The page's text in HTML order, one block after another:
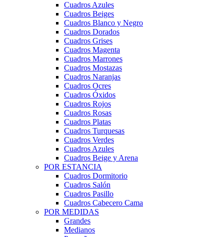
Cuadros Azules
Cuadros Beiges
Cuadros Blanco y Negro
Cuadros Dorados
Cuadros Grises
Cuadros Magenta
Cuadros Marrones
Cuadros Mostazas
Cuadros Naranjas
Cuadros Ocres
Cuadros Óxidos
Cuadros Rojos
Cuadros Rosas
Cuadros Platas
Cuadros Turquesas
Cuadros Verdes
Cuadros Azules
Cuadros Beige y Arena
POR ESTANCIA
Cuadros Dormitorio
Cuadros Salón
Cuadros Pasillo
Cuadros Cabecero Cama
POR MEDIDAS
Grandes
Medianos